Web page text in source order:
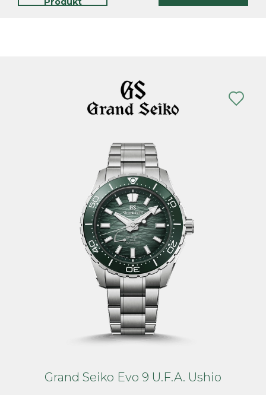
Grand Seiko Evo 9 U.F.A. Ushio